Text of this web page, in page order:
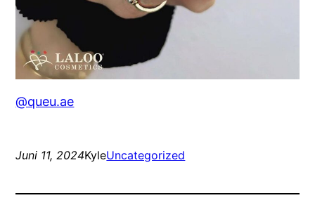
@queu.ae
Juni 11, 2024KyleUncategorized